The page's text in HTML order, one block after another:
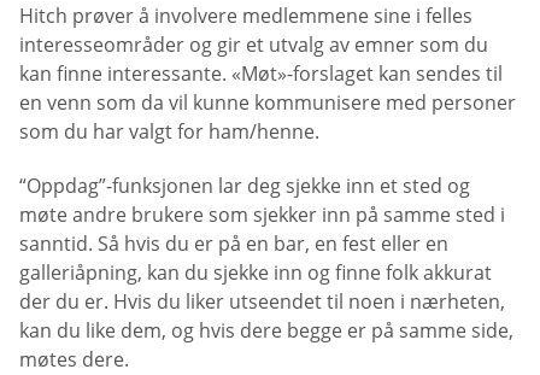
Hitch prøver å involvere medlemmene sine i felles
interesseområder og gir et utvalg av emner som du
kan finne interessante. «Møt»-forslaget kan sendes til
en venn som da vil kunne kommunisere med personer
som du har valgt for ham/henne.
“Oppdag”-funksjonen lar deg sjekke inn et sted og
møte andre brukere som sjekker inn på samme sted i
sanntid. Så hvis du er på en bar, en fest eller en
galleriåpning, kan du sjekke inn og finne folk akkurat
der du er. Hvis du liker utseendet til noen i nærheten,
kan du like dem, og hvis dere begge er på samme side,
møtes dere.